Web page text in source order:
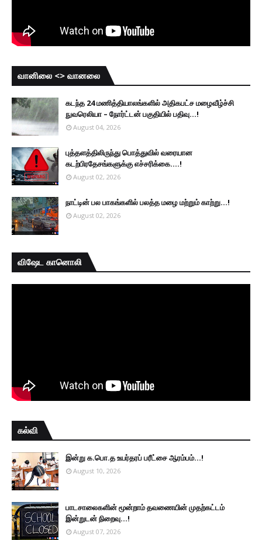
வானிலை <> வானலை
கடந்த 24 மணித்தியாலங்களில் அதிகபட்ச மழைவீழ்ச்சி
நுவரெலியா – நோர்ட்டன் பகுதியில் பதிவு...!
August 04, 2026
புத்தளத்திலிருந்து பொத்துவில் வரையான
கடற்பிரதேசங்களுக்கு எச்சரிக்கை....!
August 02, 2026
நாட்டின் பல பாகங்களில் பலத்த மழை மற்றும் காற்று...!
August 02, 2026
விஷேட கானொலி
கல்வி
இன்று க.பொ.த உயர்தரப் பரீட்சை ஆரம்பம்...!
August 10, 2026
பாடசாலைகளின் மூன்றாம் தவணையின் முதற்கட்டம்
இன்றுடன் நிறைவு...!
August 07, 2026